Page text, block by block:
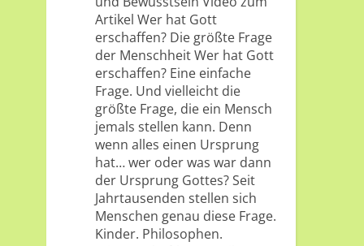
Artikel Wer hat Gott
erschaffen? Die größte Frage
der Menschheit Wer hat Gott
erschaffen? Eine einfache
Frage. Und vielleicht die
größte Frage, die ein Mensch
jemals stellen kann. Denn
wenn alles einen Ursprung
hat… wer oder was war dann
der Ursprung Gottes? Seit
Jahrtausenden stellen sich
Menschen genau diese Frage.
Kinder. Philosophen.